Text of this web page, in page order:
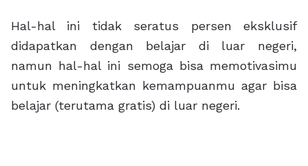
Hal-hal ini tidak seratus persen eksklusif
didapatkan dengan belajar di luar negeri,
namun hal-hal ini semoga bisa memotivasimu
untuk meningkatkan kemampuanmu agar bisa
belajar (terutama gratis) di luar negeri.